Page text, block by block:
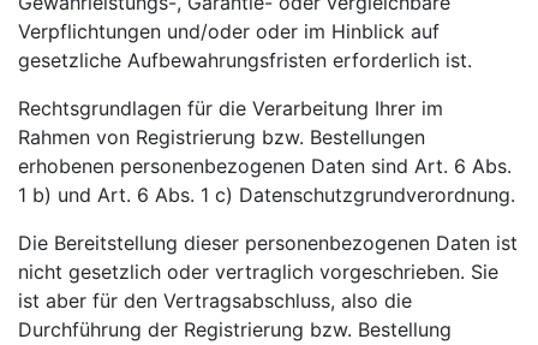
Verpflichtungen und/oder oder im Hinblick auf
gesetzliche Aufbewahrungsfristen erforderlich ist.
Rechtsgrundlagen für die Verarbeitung Ihrer im
Rahmen von Registrierung bzw. Bestellungen
erhobenen personenbezogenen Daten sind Art. 6 Abs.
1 b) und Art. 6 Abs. 1 c) Datenschutzgrundverordnung.
Die Bereitstellung dieser personenbezogenen Daten ist
nicht gesetzlich oder vertraglich vorgeschrieben. Sie
ist aber für den Vertragsabschluss, also die
Durchführung der Registrierung bzw. Bestellung